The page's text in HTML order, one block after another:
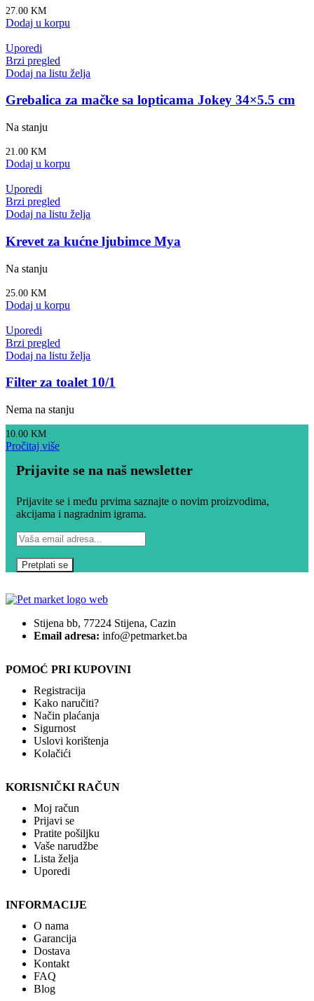
27.00 KM
Dodaj u korpu
Uporedi
Brzi pregled
Dodaj na listu želja
Grebalica za mačke sa lopticama Jokey 34×5.5 cm
Na stanju
21.00 KM
Dodaj u korpu
Uporedi
Brzi pregled
Dodaj na listu želja
Krevet za kućne ljubimce Mya
Na stanju
25.00 KM
Dodaj u korpu
Uporedi
Brzi pregled
Dodaj na listu želja
Filter za toalet 10/1
Nema na stanju
10.00 KM
Pročitaj više
Prijavite se na naš newsletter
Prijavite se i među prvima saznajte o novim proizvodima,
akcijama i nagradnim igrama.
Stijena bb, 77224 Stijena, Cazin
Email adresa: info@petmarket.ba
POMOĆ PRI KUPOVINI
Registracija
Kako naručiti?
Način plaćanja
Sigurnost
Uslovi korištenja
Kolačići
KORISNIČKI RAČUN
Moj račun
Prijavi se
Pratite pošiljku
Vaše narudžbe
Lista želja
Uporedi
INFORMACIJE
O nama
Garancija
Dostava
Kontakt
FAQ
Blog